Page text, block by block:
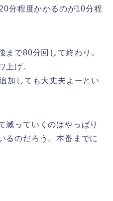
分程度かかるのが10分程
まで80分回して終わり。
上げ。
加しても大丈夫よーとい
減っていくのはやっぱり
るのだろう。本番までに